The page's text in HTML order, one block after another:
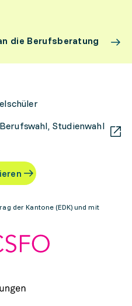
die Berufsberatung
Studienwahl
der Kantone (EDK) und mit